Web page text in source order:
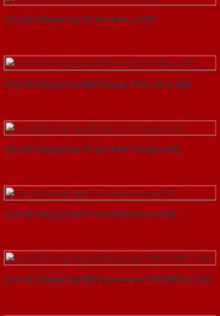
Cửa Gỗ Chống Cháy 2P Sơn Xám-a-SGD
Cửa Gỗ Chống Cháy MDF Veneer P1G1 Sồi-a-SGD
Cửa Gỗ Chống Cháy 2P Sơn Xám Trắng-a-SGD
Cửa Gỗ Chống Cháy P1 cho khach san-a-SGD
Cửa Gỗ Chống Cháy MDF Laminate P1R2 23029-a-SGD